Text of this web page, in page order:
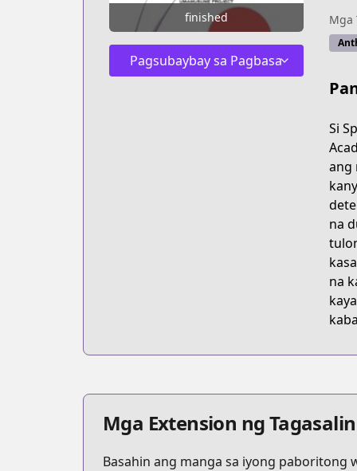
finished
Pagsubaybay sa Pagbasa
Mga
Si
ang
na
na
Mga Extension ng
Basahin ang manga sa iyong paboritong